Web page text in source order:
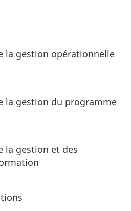
la gestion opérationnelle
la gestion du programme
la gestion et des